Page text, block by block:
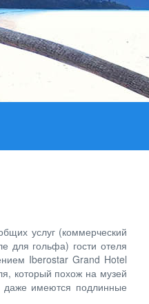
услуг (коммерческий
для гольфа) гости отеля
Iberostar Grand Hotel
который похож на музей
даже имеются подлинные